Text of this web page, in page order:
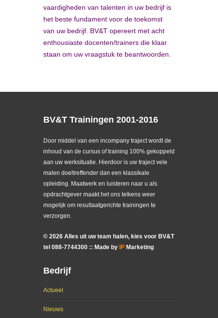
vaardigheden van talenten in uw bedrijf is
het beste fundament voor de toekomst
van uw bedrijf. BV&T opereert met acht
enthousiaste docenten/trainers die klaar
staan om uw vraagstuk te beantwoorden.
BV&T Trainingen 2001-2016
Door middel van een incompany traject wordt de
inhoud van de cursus of training 100% gekoppeld
aan uw werksituatie. Hierdoor is uw traject vele
malen doeltreffender dan een klassikale
opleiding. Maatwerk en luisteren naar u als
opdrachtgever maakt het ons telkens weer
mogelijk om resultaatgerichte trainingen te
verzorgen.
© 2026 Alles uit uw team halen, kies voor BV&T
tel 088-7744300 :: Made by IP Marketing
Bedrijf
Actueel
Nieuws